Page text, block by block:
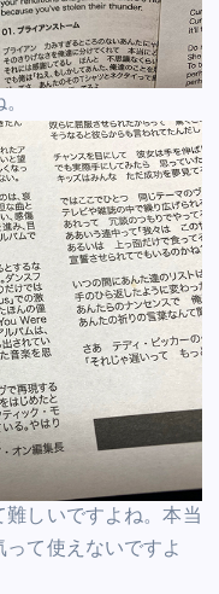
難しいですよね。本当
て使えないですよ